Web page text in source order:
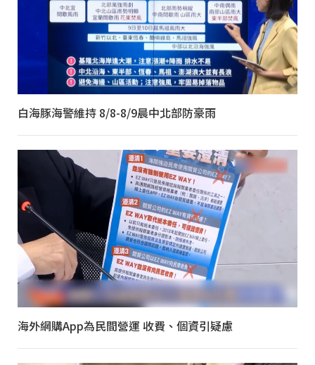
白海豚海警維持 8/8-8/9晨中北部防豪雨
海外網購App為民間營運 收費、個資引疑慮